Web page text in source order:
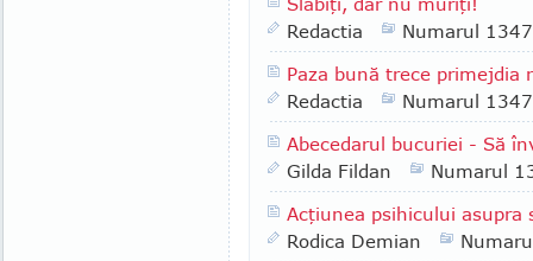
Redactia
Numarul 1347
Paza bună trece primejdia
Redactia
Numarul 1347
Abecedarul bucuriei - Să
Gilda Fildan
Numarul
Acţiunea psihicului
Rodica Demian